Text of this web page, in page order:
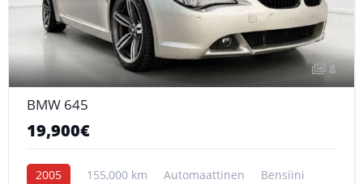
8
BMW 645
19,900€
2005 155,000 km Automaattinen Bensiini